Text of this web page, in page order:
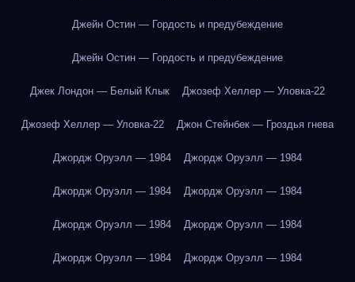
Джейн Остин — Гордость и предубеждение
Джейн Остин — Гордость и предубеждение
Джек Лондон — Белый Клык Джозеф Хеллер — Уловка-22
Джозеф Хеллер — Уловка-22 Джон Стейнбек — Гроздья гнева
Джордж Оруэлл — 1984 Джордж Оруэлл — 1984
Джордж Оруэлл — 1984 Джордж Оруэлл — 1984
Джордж Оруэлл — 1984 Джордж Оруэлл — 1984
Джордж Оруэлл — 1984 Джордж Оруэлл — 1984